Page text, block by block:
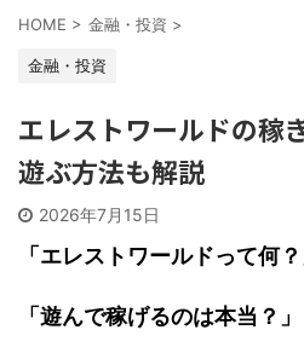
HOME > 金融・投資 >
金融・投資
エレストワールドの稼
遊ぶ方法も解説
2026年7月15日
「エレストワールドって何？
「遊んで稼げるのは本当？」